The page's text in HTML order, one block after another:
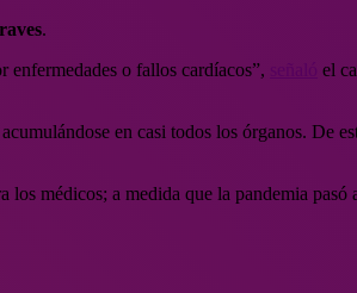
.
enfermedades o fallos cardíacos”,
el
en casi todos los órganos. De
los médicos; a medida que la pandemia